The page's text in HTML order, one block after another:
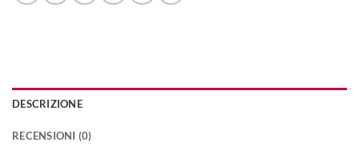
DESCRIZIONE
RECENSIONI (0)